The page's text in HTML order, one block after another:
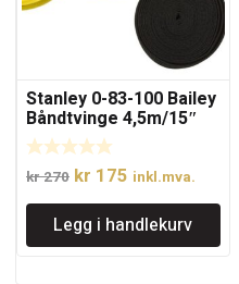
Stanley 0-83-100 Bailey
Båndtvinge 4,5m/15″
kr270 Opprinnelig
pris
var:
kr 270.
kr 175 Nåværende
pris
er:
kr 175.
inkl.mva.
Legg i handlekurv